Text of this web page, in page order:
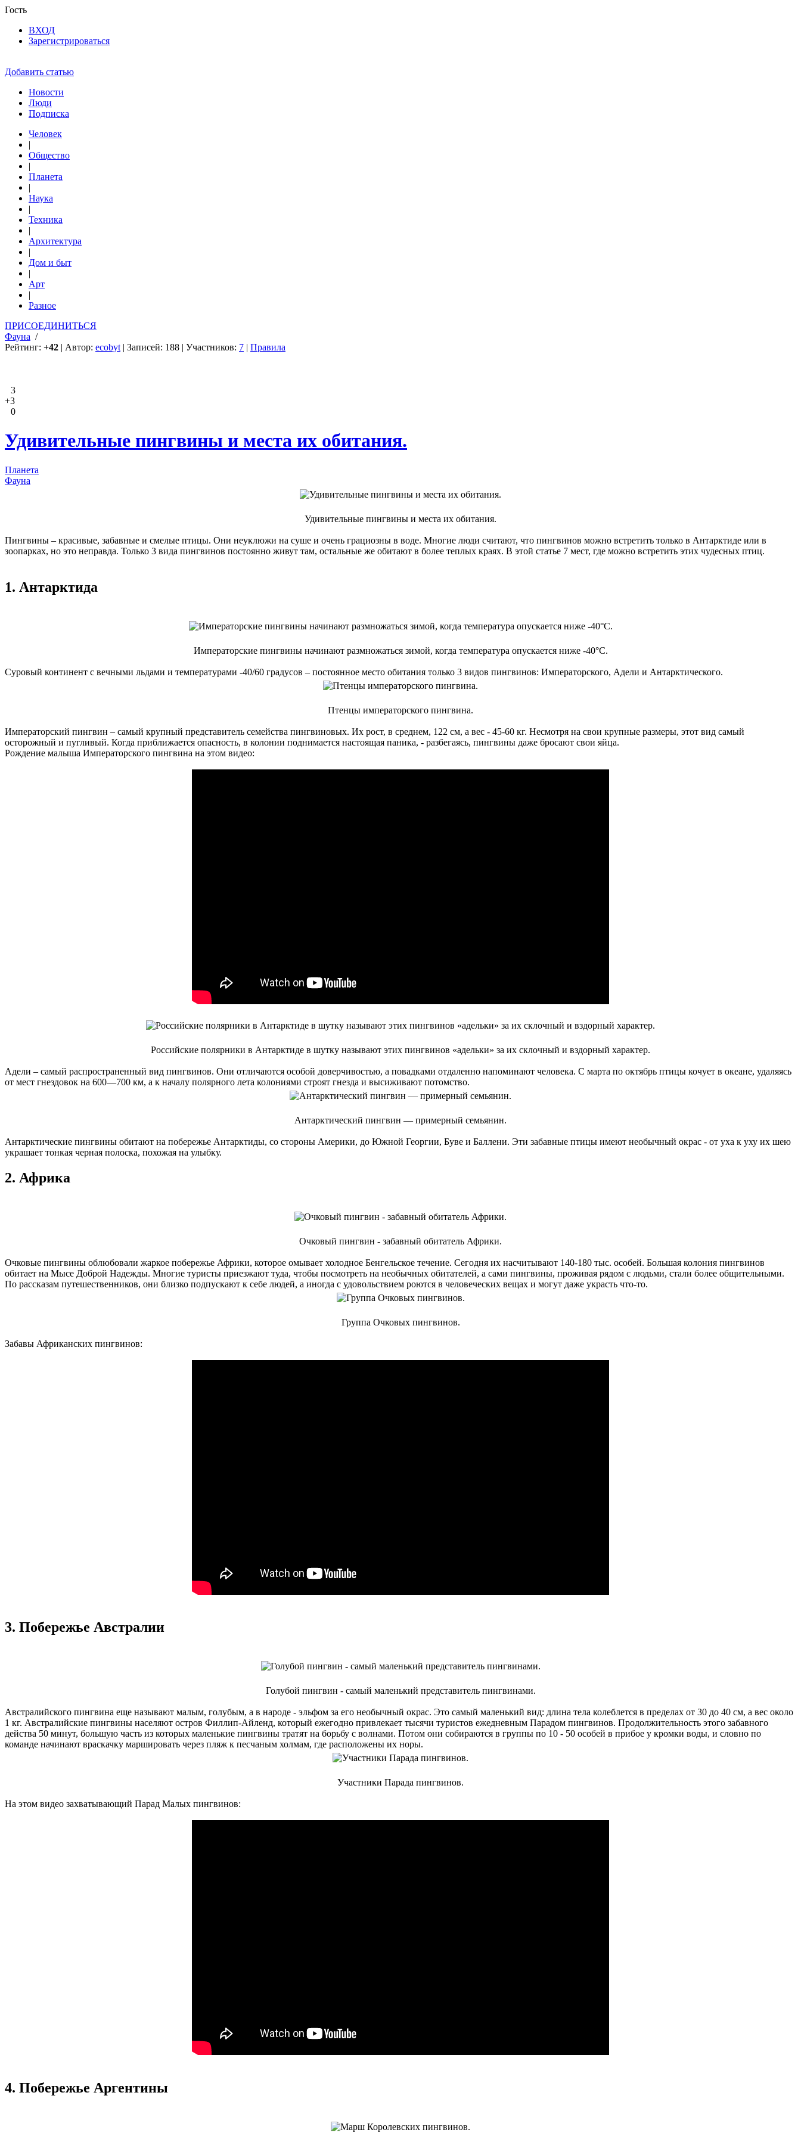
Гость
ВХОД
Зарегистрироваться
Добавить статью
Новости
Люди
Подписка
Человек
|
Общество
|
Планета
|
Наука
|
Техника
|
Архитектура
|
Дом и быт
|
Арт
|
Разное
ПРИСОЕДИНИТЬСЯ
Фауна /
Рейтинг: +42 | Автор: ecobyt | Записей: 188 | Участников: 7 | Правила
3
+3
0
Удивительные пингвины и места их обитания.
Планета
Фауна
Удивительные пингвины и места их обитания.
Пингвины – красивые, забавные и смелые птицы. Они неуклюжи на суше и очень грациозны в воде. Многие люди считают, что пингвинов можно встретить только в Антарктиде или в
зоопарках, но это неправда. Только 3 вида пингвинов постоянно живут там, остальные же обитают в более теплых краях. В этой статье 7 мест, где можно встретить этих чудесных птиц.
1. Антарктида
Императорские пингвины начинают размножаться зимой, когда температура опускается ниже -40°C.
Суровый континент с вечными льдами и температурами -40/60 градусов – постоянное место обитания только 3 видов пингвинов: Императорского, Адели и Антарктического.
Птенцы императорского пингвина.
Императорский пингвин – самый крупный представитель семейства пингвиновых. Их рост, в среднем, 122 см, а вес - 45-60 кг. Несмотря на свои крупные размеры, этот вид самый
осторожный и пугливый. Когда приближается опасность, в колонии поднимается настоящая паника, - разбегаясь, пингвины даже бросают свои яйца.
Рождение малыша Императорского пингвина на этом видео:
Российские полярники в Антарктиде в шутку называют этих пингвинов «адельки» за их склочный и вздорный характер.
Адели – самый распространенный вид пингвинов. Они отличаются особой доверчивостью, а повадками отдаленно напоминают человека. С марта по октябрь птицы кочует в океане, удаляясь
от мест гнездовок на 600—700 км, а к началу полярного лета колониями строят гнезда и высиживают потомство.
Антарктический пингвин — примерный семьянин.
Антарктические пингвины обитают на побережье Антарктиды, со стороны Америки, до Южной Георгии, Буве и Баллени. Эти забавные птицы имеют необычный окрас - от уха к уху их шею
украшает тонкая черная полоска, похожая на улыбку.
2. Африка
Очковый пингвин - забавный обитатель Африки.
Очковые пингвины облюбовали жаркое побережье Африки, которое омывает холодное Бенгельское течение. Сегодня их насчитывают 140-180 тыс. особей. Большая колония пингвинов
обитает на Мысе Доброй Надежды. Многие туристы приезжают туда, чтобы посмотреть на необычных обитателей, а сами пингвины, проживая рядом с людьми, стали более общительными.
По рассказам путешественников, они близко подпускают к себе людей, а иногда с удовольствием роются в человеческих вещах и могут даже украсть что-то.
Группа Очковых пингвинов.
Забавы Африканских пингвинов:
3. Побережье Австралии
Голубой пингвин - самый маленький представитель пингвинами.
Австралийского пингвина еще называют малым, голубым, а в народе - эльфом за его необычный окрас. Это самый маленький вид: длина тела колеблется в пределах от 30 до 40 см, а вес около
1 кг. Австралийские пингвины населяют остров Филлип-Айленд, который ежегодно привлекает тысячи туристов ежедневным Парадом пингвинов. Продолжительность этого забавного
действа 50 минут, большую часть из которых маленькие пингвины тратят на борьбу с волнами. Потом они собираются в группы по 10 - 50 особей в прибое у кромки воды, и словно по
команде начинают враскачку маршировать через пляж к песчаным холмам, где расположены их норы.
Участники Парада пингвинов.
На этом видео захватывающий Парад Малых пингвинов:
4. Побережье Аргентины